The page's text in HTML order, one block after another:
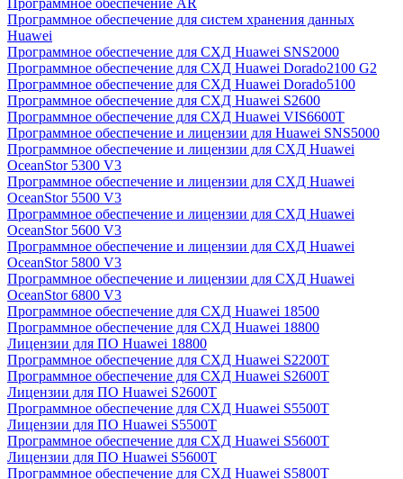
Программное обеспечение AR
Программное обеспечение для систем хранения данных
Huawei
Программное обеспечение для СХД Huawei SNS2000
Программное обеспечение для СХД Huawei Dorado2100 G2
Программное обеспечение для СХД Huawei Dorado5100
Программное обеспечение для СХД Huawei S2600
Программное обеспечение для СХД Huawei VIS6600T
Программное обеспечение и лицензии для Huawei SNS5000
Программное обеспечение и лицензии для СХД Huawei
OceanStor 5300 V3
Программное обеспечение и лицензии для СХД Huawei
OceanStor 5500 V3
Программное обеспечение и лицензии для СХД Huawei
OceanStor 5600 V3
Программное обеспечение и лицензии для СХД Huawei
OceanStor 5800 V3
Программное обеспечение и лицензии для СХД Huawei
OceanStor 6800 V3
Программное обеспечение для СХД Huawei 18500
Программное обеспечение для СХД Huawei 18800
Лицензии для ПО Huawei 18800
Программное обеспечение для СХД Huawei S2200T
Программное обеспечение для СХД Huawei S2600T
Лицензии для ПО Huawei S2600T
Программное обеспечение для СХД Huawei S5500T
Лицензии для ПО Huawei S5500T
Программное обеспечение для СХД Huawei S5600T
Лицензии для ПО Huawei S5600T
Программное обеспечение для СХД Huawei S5800T